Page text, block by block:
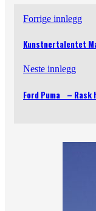
Forrige innlegg
Kunstnertalentet
Neste innlegg
Ford Puma –